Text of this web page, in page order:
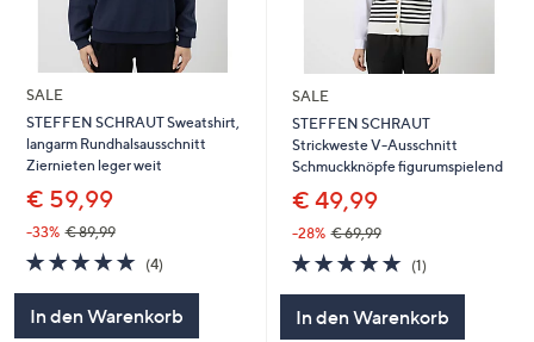
SALE
STEFFEN SCHRAUT Sweatshirt,
langarm Rundhalsausschnitt
Ziernieten leger weit
€ 59,99
-33% € 89,99
5.0
von
(4)4
In den Warenkorb
SALE
STEFFEN SCHRAUT
Strickweste V-Ausschnitt
Schmuckknöpfe figurumspielend
€ 49,99
-28% € 69,99
5.0
von
(1)
In den Warenkorb